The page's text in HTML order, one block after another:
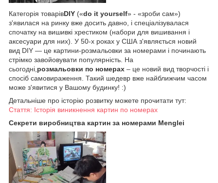
Категорія товарівDIY («do it yourself» - «зроби сам»)
з'явилася на ринку вже досить давно, і спеціалізувалася
спочатку на вишивкі хрестиком (набори для вишивання і
аксесуари для них). У 50-х роках у США з'являється новий
вид DIY — це картини-розмальовки за номерами і починають
стрімко завойовувати популярність. На
сьогодні,розмальовки по номерах – це новий вид творчості і
спосіб самовираження. Такий шедевр вже найближчим часом
може з'явитися у Вашому будинку! :)
Детальніше про історію розвитку можете прочитати тут:
Стаття: Історія виникнення картин по номерах
Секрети виробництва картин за номерами Menglei